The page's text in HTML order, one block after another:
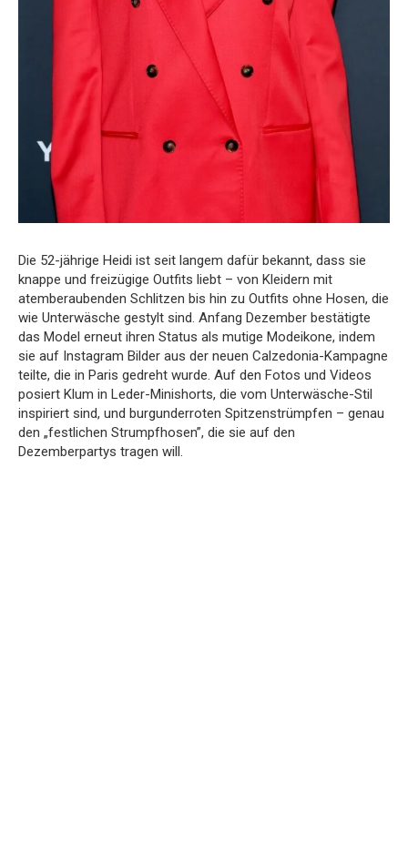
Die 52-jährige Heidi ist seit langem dafür bekannt, dass sie
knappe und freizügige Outfits liebt – von Kleidern mit
atemberaubenden Schlitzen bis hin zu Outfits ohne Hosen, die
wie Unterwäsche gestylt sind. Anfang Dezember bestätigte
das Model erneut ihren Status als mutige Modeikone, indem
sie auf Instagram Bilder aus der neuen Calzedonia-Kampagne
teilte, die in Paris gedreht wurde. Auf den Fotos und Videos
posiert Klum in Leder-Minishorts, die vom Unterwäsche-Stil
inspiriert sind, und burgunderroten Spitzenstrümpfen – genau
den „festlichen Strumpfhosen”, die sie auf den
Dezemberpartys tragen will.